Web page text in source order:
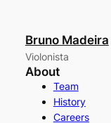
Bruno Madeira
Violonista
About
Team
History
Careers